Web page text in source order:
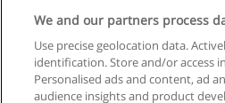
Kullanım
Gizlilik
İletişim
We and our partners process
Use precise geolocation data.
identification. Store and/or access
Personalised ads and content, ad
audience insights and product